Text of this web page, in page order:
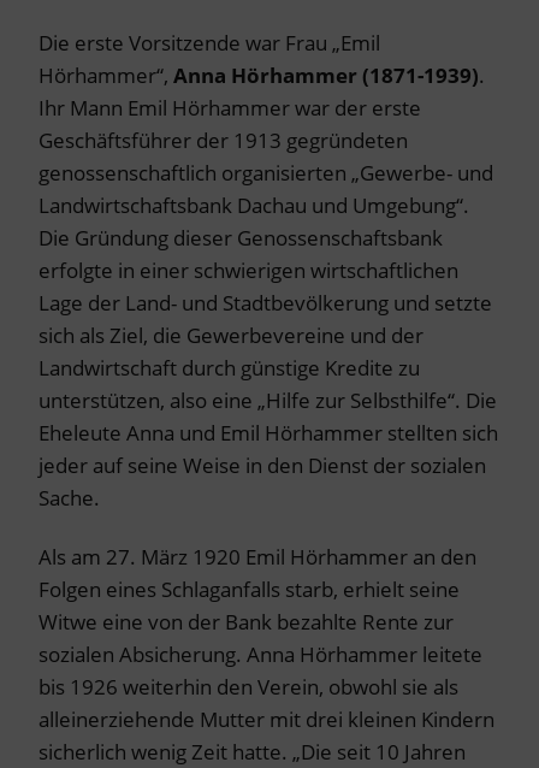
Die erste Vorsitzende war Frau „Emil
Hörhammer“, Anna Hörhammer (1871-1939).
Ihr Mann Emil Hörhammer war der erste
Geschäftsführer der 1913 gegründeten
genossenschaftlich organisierten „Gewerbe- und
Landwirtschaftsbank Dachau und Umgebung“.
Die Gründung dieser Genossenschaftsbank
erfolgte in einer schwierigen wirtschaftlichen
Lage der Land- und Stadtbevölkerung und setzte
sich als Ziel, die Gewerbevereine und der
Landwirtschaft durch günstige Kredite zu
unterstützen, also eine „Hilfe zur Selbsthilfe“. Die
Eheleute Anna und Emil Hörhammer stellten sich
jeder auf seine Weise in den Dienst der sozialen
Sache.
Als am 27. März 1920 Emil Hörhammer an den
Folgen eines Schlaganfalls starb, erhielt seine
Witwe eine von der Bank bezahlte Rente zur
sozialen Absicherung. Anna Hörhammer leitete
bis 1926 weiterhin den Verein, obwohl sie als
alleinerziehende Mutter mit drei kleinen Kindern
sicherlich wenig Zeit hatte. „Die seit 10 Jahren